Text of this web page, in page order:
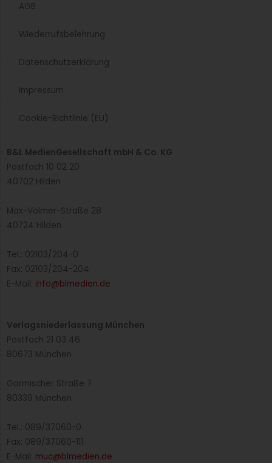
AGB
Wiederrufsbelehrung
Datenschutzerklärung
Impressum
Cookie-Richtlinie (EU)
B&L MedienGesellschaft mbH & Co. KG
Postfach 10 02 20
40702 Hilden
Max-Volmer-Straße 28
40724 Hilden
Tel.: 02103/204-0
Fax: 02103/204-204
E-Mail: info@blmedien.de
Verlagsniederlassung München
Postfach 21 03 46
80673 München
Garmischer Straße 7
80339 München
Tel.: 089/37060-0
Fax: 089/37060-111
E-Mail: muc@blmedien.de